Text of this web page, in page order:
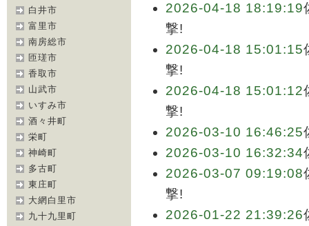
白井市
富里市
南房総市
匝瑳市
香取市
山武市
いすみ市
酒々井町
栄町
神崎町
多古町
東庄町
大網白里市
九十九里町
2026-04-18 18:19:19
撃!
2026-04-18 15:01:15
撃!
2026-04-18 15:01:12
撃!
2026-03-10 16:46:25
2026-03-10 16:32:34
2026-03-07 09:19:08
撃!
2026-01-22 21:39:26